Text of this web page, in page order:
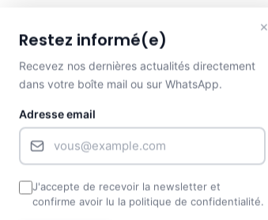
×
Restez informé(e)
Recevez nos dernières actualités directement
dans votre boîte mail ou sur WhatsApp.
Adresse email
J'accepte de recevoir la newsletter et
confirme avoir lu la politique de confidentialité.